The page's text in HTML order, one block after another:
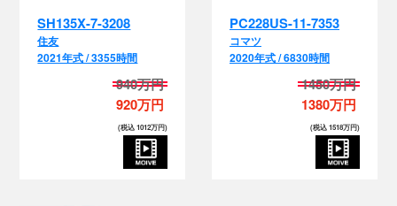
SH135X-7-3208
住友
2021年式 / 3355時間
940万円
920万円
(税込 1012万円)
PC228US-11-7353
コマツ
2020年式 / 6830時間
1450万円
1380万円
(税込 1518万円)